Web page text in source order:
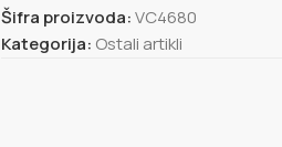
Šifra proizvoda:VC4680
Kategorija: Ostali artikli